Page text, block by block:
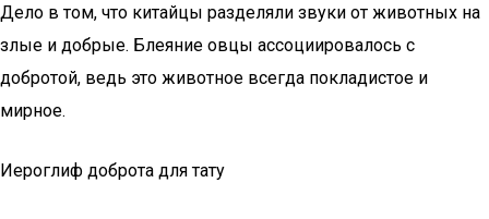
Дело в том, что китайцы разделяли звуки от животных на
злые и добрые. Блеяние овцы ассоциировалось с
добротой, ведь это животное всегда покладистое и
мирное.
Иероглиф доброта для тату